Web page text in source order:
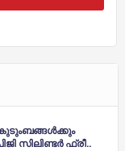
സിലിണ്ടര്‍ ഫ്രീ..